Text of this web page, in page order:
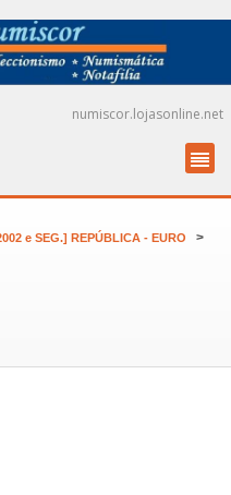
numiscor.lojasonline.net
e SEG.] REPÚBLICA - EURO >